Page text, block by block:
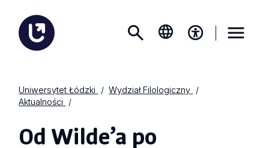
Uniwersytet Łódzki
Wydział Filologiczny
Aktualności
Od Wilde’a po